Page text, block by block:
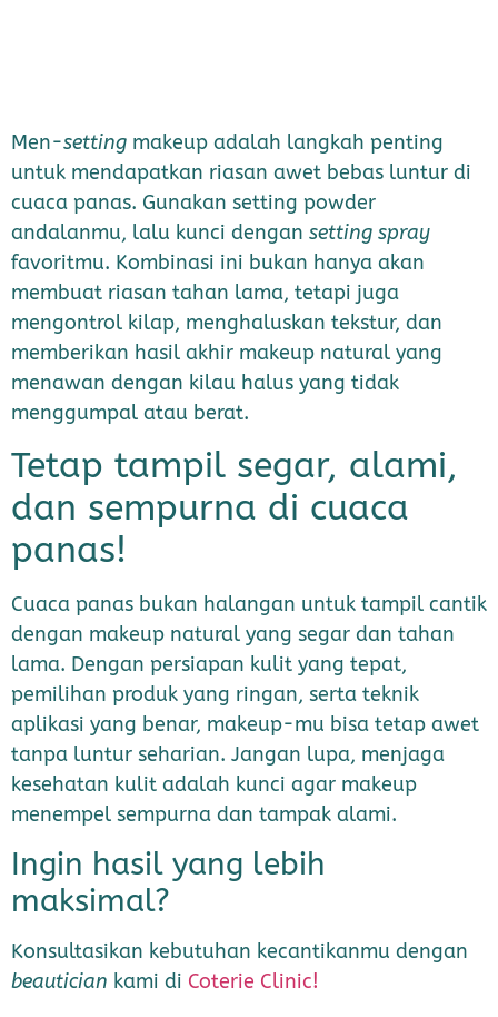
Men-setting makeup adalah langkah penting
untuk mendapatkan riasan awet bebas luntur di
cuaca panas. Gunakan setting powder
andalanmu, lalu kunci dengan setting spray
favoritmu. Kombinasi ini bukan hanya akan
membuat riasan tahan lama, tetapi juga
mengontrol kilap, menghaluskan tekstur, dan
memberikan hasil akhir makeup natural yang
menawan dengan kilau halus yang tidak
menggumpal atau berat.
Tetap tampil segar, alami,
dan sempurna di cuaca
panas!
Cuaca panas bukan halangan untuk tampil cantik
dengan makeup natural yang segar dan tahan
lama. Dengan persiapan kulit yang tepat,
pemilihan produk yang ringan, serta teknik
aplikasi yang benar, makeup-mu bisa tetap awet
tanpa luntur seharian. Jangan lupa, menjaga
kesehatan kulit adalah kunci agar makeup
menempel sempurna dan tampak alami.
Ingin hasil yang lebih
maksimal?
Konsultasikan kebutuhan kecantikanmu dengan
beautician kami di Coterie Clinic!